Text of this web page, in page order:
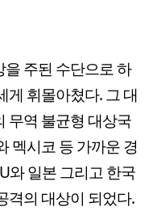
주된 수단으로 하
게 휘몰아쳤다. 그 대
무역 불균형 대상국
멕시코 등 가까운 경
와 일본 그리고 한국
격의 대상이 되었다.